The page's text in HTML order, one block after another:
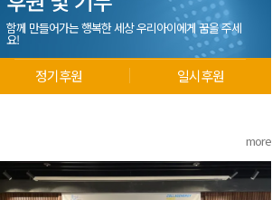
함께 만들어가는 행복한 세상 우리아이에게 꿈을 주세
요!
정기후원 일시후원
more